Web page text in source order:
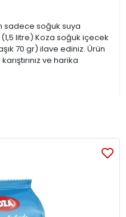
sadece soğuk suya
litre) Koza soğuk içecek
70 gr) ilave ediniz. Ürün
ve harika